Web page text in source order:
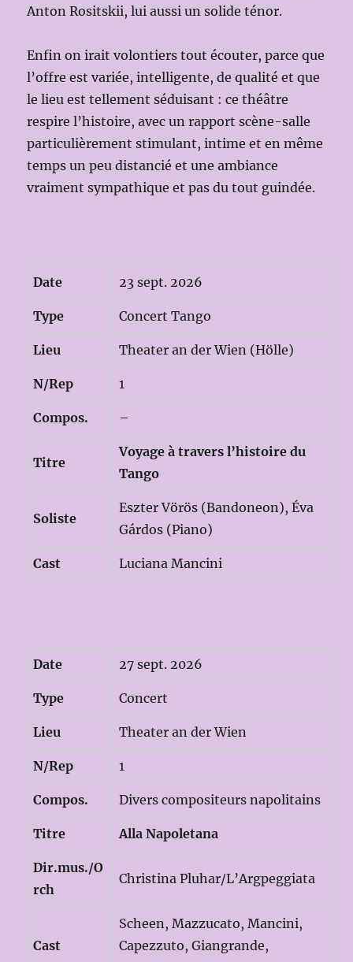
Anton Rositskii, lui aussi un solide ténor.
Enfin on irait volontiers tout écouter, parce que
l’offre est variée, intelligente, de qualité et que
le lieu est tellement séduisant : ce théâtre
respire l’histoire, avec un rapport scène-salle
particulièrement stimulant, intime et en même
temps un peu distancié et une ambiance
vraiment sympathique et pas du tout guindée.
Date 23 sept. 2026
Type Concert Tango
Lieu Theater an der Wien (Hölle)
N/Rep 1
Compos. –
Titre
Voyage à travers l’histoire du
Tango
Soliste
Eszter Vörös (Bandoneon), Éva
Gárdos (Piano)
Cast Luciana Mancini
Date 27 sept. 2026
Type Concert
Lieu Theater an der Wien
N/Rep 1
Compos. Divers compositeurs napolitains
Titre Alla Napoletana
Dir.mus./O
rch
Christina Pluhar/L’Argpeggiata
Cast
Scheen, Mazzucato, Mancini,
Capezzuto, Giangrande,